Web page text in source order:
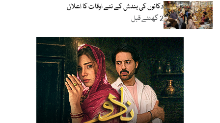
دکانوں کی بندش کے نئے اوقات کا اعلان
2 گھنٹے قبل